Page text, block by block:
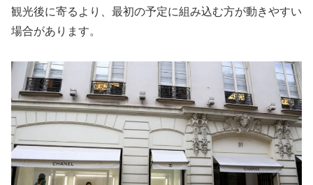
観光後に寄るより、最初の予定に組み込む方が動きやすい
場合があります。